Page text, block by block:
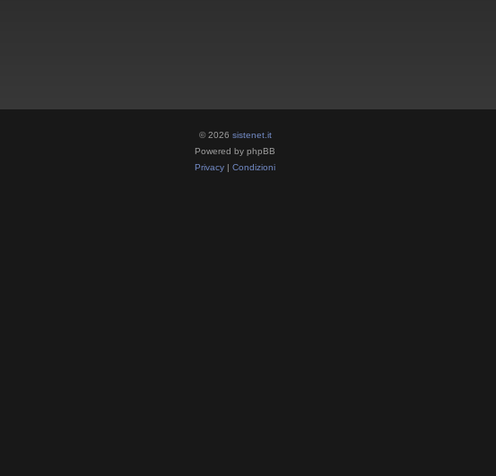
© 2026 sistenet.it
Powered by phpBB
Privacy | Condizioni